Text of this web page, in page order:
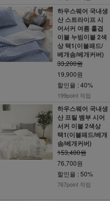
하우스웨어 국내생
산 스트라이프 시
어서커 여름 홑겹
이불 누빔이불 2색
상 택1(이불패드/
베개솜/베개커버)
33,200원
19,900원
할인율 : 40%
199point 적립
하우스웨어 국내생
산 프릴 뱀부 시어
서커 이불 2색상
택1(이불패드/베개
솜/베개커버)
153,400원
76,700원
할인율 : 50%
767point 적립